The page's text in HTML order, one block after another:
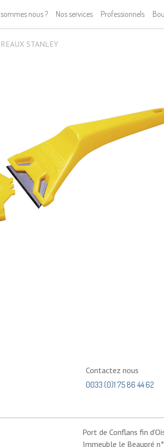
nous ? Nos services Professionnels
STANLEY
Contactez nous
0033 (0)1 75 86 44 62
Port de Conflans fin
Immeuble le Beaupré